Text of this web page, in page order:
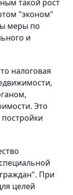
такой рост
"эконом"
меры по
и
налоговая
Это
При
целей